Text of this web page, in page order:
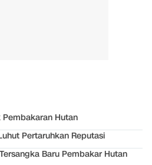
Pembakaran Hutan
Pertaruhkan Reputasi
Baru Pembakar Hutan